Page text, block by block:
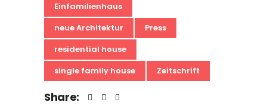
Einfamilienhaus
neue Architektur
Press
residential house
single family house
Zeitschrift
Share: